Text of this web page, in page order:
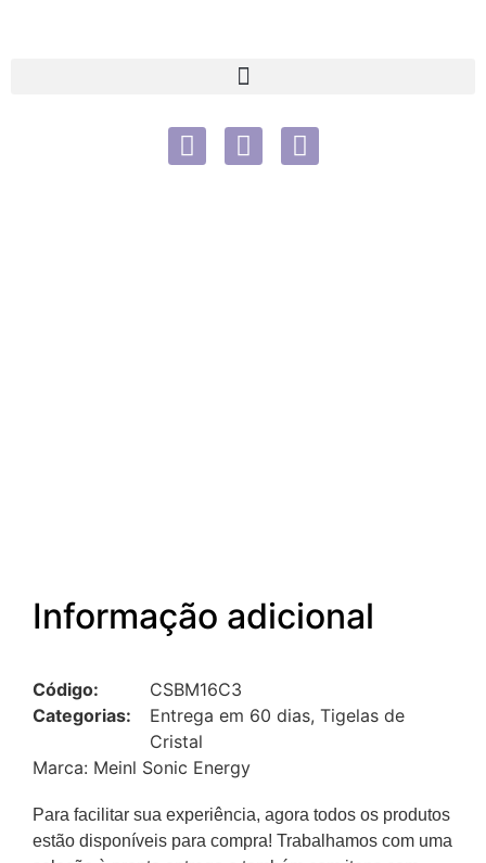
Informação adicional
Código:
CSBM16C3
Categorias:
Entrega em 60 dias, Tigelas de
Cristal
Marca: Meinl Sonic Energy
Para facilitar sua experiência, agora todos os produtos
estão disponíveis para compra! Trabalhamos com uma